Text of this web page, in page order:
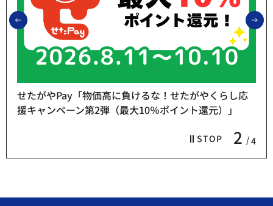
前のスライドを表示
STOP 2 4
せたがやPay「物価高に負けるな！せたがやくらし応
援キャンペーン第2弾（最大10％ポイント還元）」